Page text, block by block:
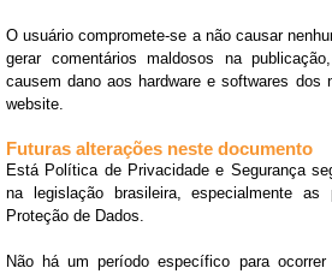
O usuário compromete-se a não causar
gerar comentários maldosos na
causem dano aos hardware e softwares dos
website.
Futuras alterações neste documento
Está Política de Privacidade e Segurança
na legislação brasileira, especialmente
Proteção de Dados.
Não há um período específico para